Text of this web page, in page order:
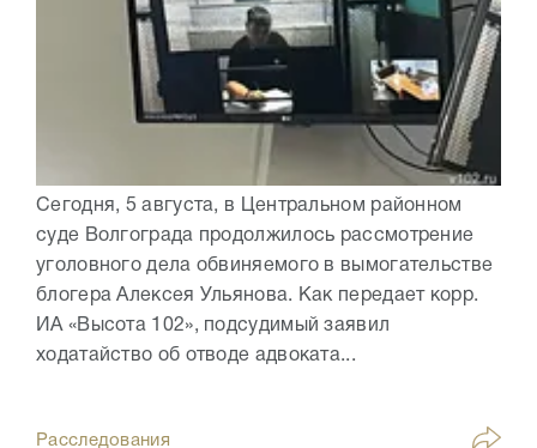
Сегодня, 5 августа, в Центральном районном
суде Волгограда продолжилось рассмотрение
уголовного дела обвиняемого в вымогательстве
блогера Алексея Ульянова. Как передает корр.
ИА «Высота 102», подсудимый заявил
ходатайство об отводе адвоката...
Расследования